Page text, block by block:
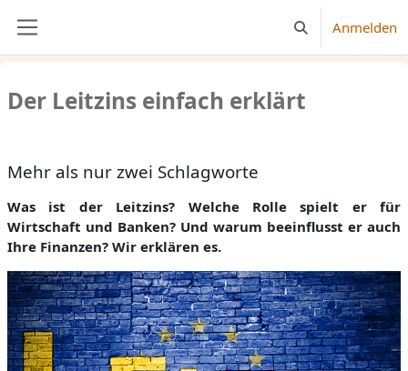
Sucheingabe
Anmelden
Der Leitzins einfach erklärt
Mehr als nur zwei Schlagworte
Was ist der Leitzins? Welche Rolle spielt er für
Wirtschaft und Banken? Und warum beeinflusst er auch
Ihre Finanzen? Wir erklären es.